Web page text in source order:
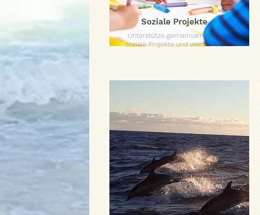
Soziale Projekte
Unterstütze gemeinsam mit uns
soziale Projekteund werde Autor...